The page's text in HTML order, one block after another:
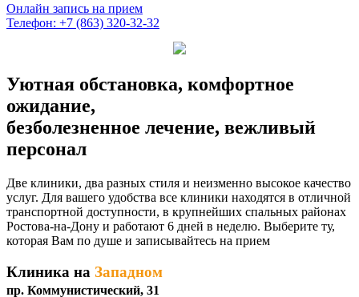
Онлайн запись на прием
Телефон: +7 (863) 320-32-32
Уютная обстановка, комфортное
ожидание,
безболезненное лечение, вежливый
персонал
Две клиники, два разных стиля и неизменно высокое качество
услуг. Для вашего удобства все клиники находятся в отличной
транспортной доступности, в крупнейших спальных районах
Ростова-на-Дону и работают 6 дней в неделю. Выберите ту,
которая Вам по душе и записывайтесь на прием
Клиника на Западном
пр. Коммунистический, 31